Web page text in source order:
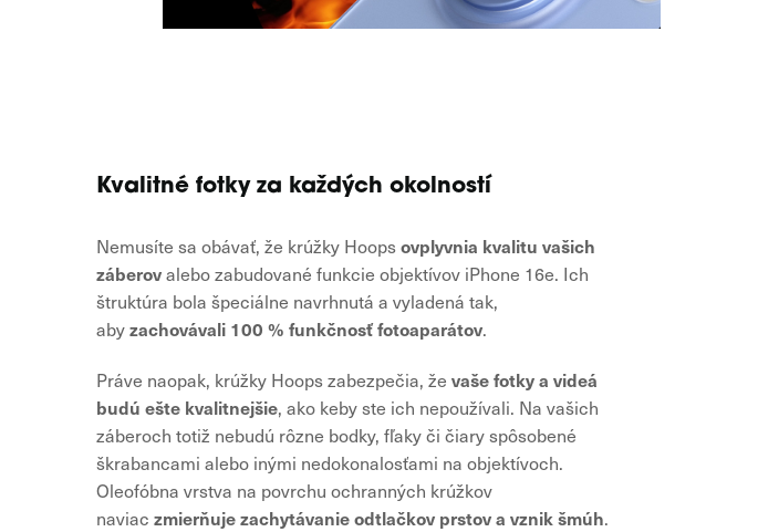
Kvalitné fotky za každých okolností
Nemusíte sa obávať, že krúžky Hoopsovplyvnia kvalitu vašich
záberovalebo zabudované funkcie objektívov iPhone 16e. Ich
štruktúra bola špeciálne navrhnutá a vyladená tak,
abyzachovávali 100 % funkčnosť fotoaparátov.
Práve naopak, krúžky Hoops zabezpečia, že vaše fotky a videá
budú ešte kvalitnejšie, ako keby ste ich nepoužívali. Na vašich
záberoch totiž nebudú rôzne bodky, fľaky či čiary spôsobené
škrabancami alebo inými nedokonalosťami na objektívoch.
Oleofóbna vrstva na povrchu ochranných krúžkov
naviac zmierňuje zachytávanie odtlačkov prstov a vznik šmúh.